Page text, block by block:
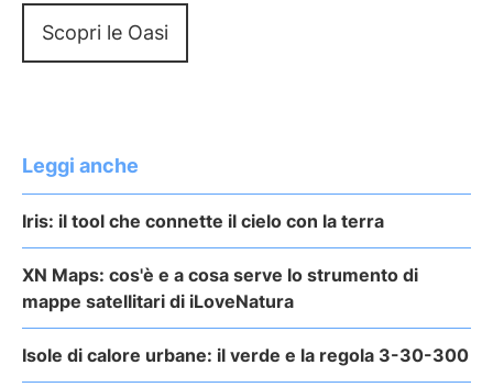
Scopri le Oasi
Leggi anche
Iris: il tool che connette il cielo con la terra
XN Maps: cos'è e a cosa serve lo strumento di
mappe satellitari di iLoveNatura
Isole di calore urbane: il verde e la regola 3-30-300